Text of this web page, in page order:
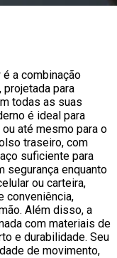
a combinação
para
todas as suas
é ideal para
até mesmo para o
traseiro, com
suficiente para
segurança enquanto
ou carteira,
conveniência,
Além disso, a
com materiais de
e durabilidade. Seu
de movimento,